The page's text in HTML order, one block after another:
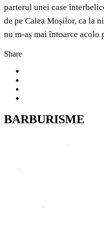
parterul unei case
de pe Calea Moșilor, ca la
nu m-aș mai întoarce acolo
Share
BARBURISME